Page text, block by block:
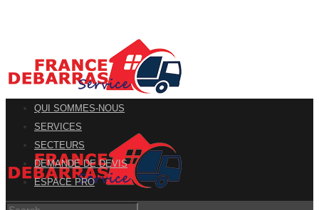
QUI SOMMES-NOUS
SERVICES
SECTEURS
DEMANDE DE DEVIS
ESPACE PRO